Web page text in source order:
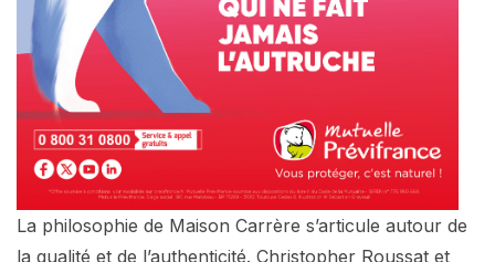
La philosophie de Maison Carrère s’articule autour de
la qualité et de l’authenticité. Christopher Roussat et